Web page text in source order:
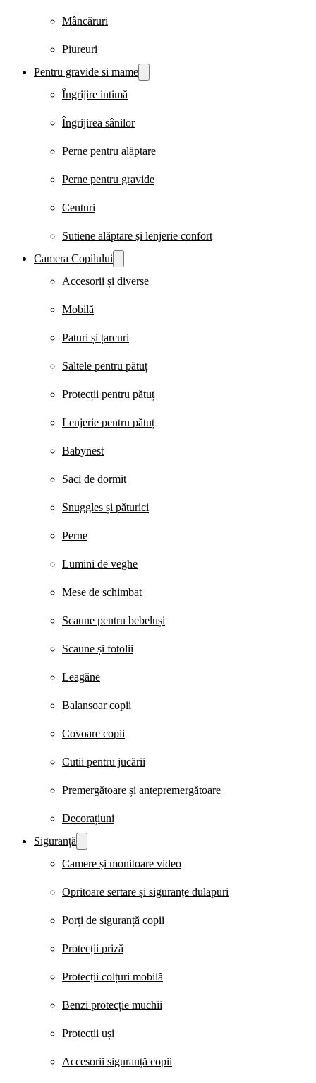
Mâncăruri
Piureuri
Pentru gravide si mame
Îngrijire intimă
Îngrijirea sânilor
Perne pentru alăptare
Perne pentru gravide
Centuri
Sutiene alăptare și lenjerie confort
Camera Copilului
Accesorii și diverse
Mobilă
Paturi și țarcuri
Saltele pentru pătuț
Protecții pentru pătuț
Lenjerie pentru pătuț
Babynest
Saci de dormit
Snuggles și păturici
Perne
Lumini de veghe
Mese de schimbat
Scaune pentru bebeluși
Scaune și fotolii
Leagăne
Balansoar copii
Covoare copii
Cutii pentru jucării
Premergătoare și antepremergătoare
Decorațiuni
Siguranță
Camere și monitoare video
Opritoare sertare și siguranțe dulapuri
Porți de siguranță copii
Protecții priză
Protecții colțuri mobilă
Benzi protecție muchii
Protecții uși
Accesorii siguranță copii